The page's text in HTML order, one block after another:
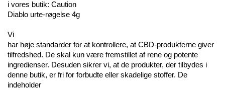
i vores butik: Caution
Diablo urte-røgelse 4g
Vi
har høje standarder for at kontrollere, at CBD-produkterne giver
tilfredshed. De skal kun være fremstillet af rene og potente
ingredienser. Desuden sikrer vi, at de produkter, der tilbydes i
denne butik, er fri for forbudte eller skadelige stoffer. De
indeholder